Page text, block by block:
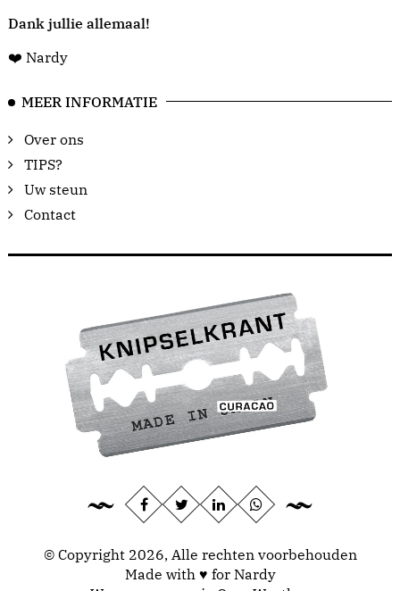
Dank jullie allemaal!
❤️ Nardy
MEER INFORMATIE
Over ons
TIPS?
Uw steun
Contact
© Copyright 2026, Alle rechten voorbehouden
Made with ♥ for Nardy